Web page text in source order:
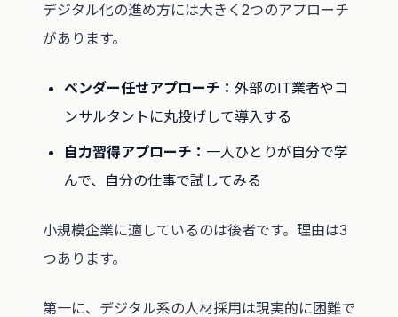
デジタル化の進め方には大きく2つのアプローチ
があります。
ベンダー任せアプローチ： 外部のIT業者やコ
ンサルタントに丸投げして導入する
自力習得アプローチ： 一人ひとりが自分で学
んで、自分の仕事で試してみる
小規模企業に適しているのは後者です。理由は3
つあります。
第一に、デジタル系の人材採用は現実的に困難で